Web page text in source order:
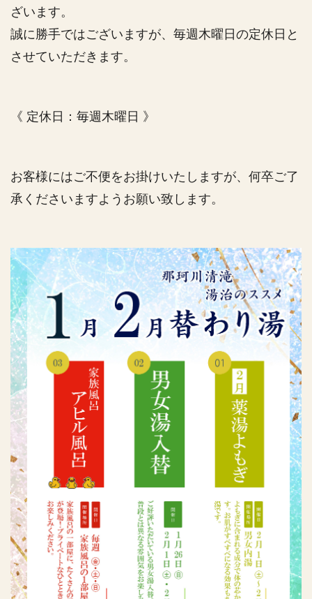
ざいます。
誠に勝手ではございますが、毎週木曜日の定休日と
させていただきます。
《 定休日：毎週木曜日 》
お客様にはご不便をお掛けいたしますが、何卒ご了
承くださいますようお願い致します。